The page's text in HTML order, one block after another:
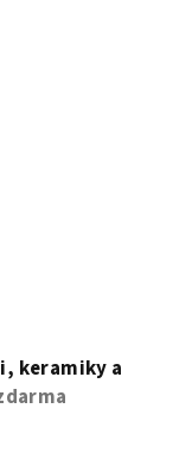
keramiky a